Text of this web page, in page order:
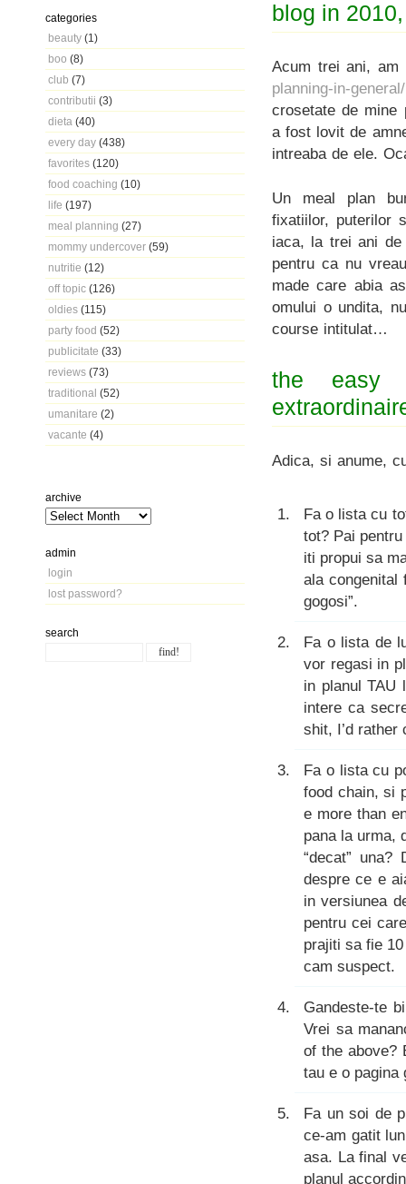
categories
beauty (1)
boo (8)
club (7)
contributii (3)
dieta (40)
every day (438)
favorites (120)
food coaching (10)
life (197)
meal planning (27)
mommy undercover (59)
nutritie (12)
off topic (126)
oldies (115)
party food (52)
publicitate (33)
reviews (73)
traditional (52)
umanitare (2)
vacante (4)
archive
admin
login
lost password?
search
blog in
Acum trei ani,
planning-in-general/
crosetate de mine
a fost lovit de
intreaba de ele.
Un meal plan
fixatiilor, puterilor
iaca, la trei ani
pentru ca nu
made care abia
omului o undita,
course intitulat…
the easy
Adica, si anume,
Fa o lista cu
tot? Pai
iti propui sa
ala congenital
gogosi”.
Fa o lista de
vor regasi in
in planul
intere ca
shit, I’d rather
Fa o lista cu
food chain, si
e more than
pana la urma,
“decat”
despre ce e
in versiunea
pentru cei
prajiti sa fie
cam suspect.
Gandeste-te
Vrei sa
of the above?
tau e o pagina
Fa un soi de
ce-am gatit
asa. La final
planul